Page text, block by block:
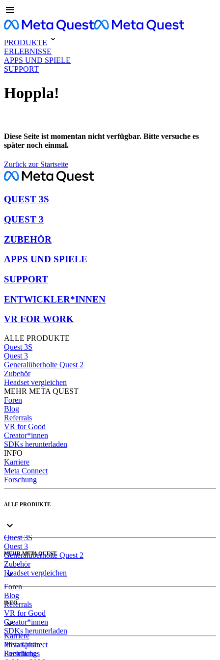
PRODUKTE
ERLEBNISSE
APPS UND SPIELE
SUPPORT
Hoppla!
Diese Seite ist momentan nicht verfügbar. Bitte versuche es
später noch einmal.
Zurück zur Startseite
QUEST 3S
QUEST 3
ZUBEHÖR
APPS UND SPIELE
SUPPORT
ENTWICKLER*INNEN
VR FOR WORK
ALLE PRODUKTE
Quest 3S
Quest 3
Generalüberholte Quest 2
Zubehör
Headset vergleichen
MEHR META QUEST
Foren
Blog
Referrals
VR for Good
Creator*innen
SDKs herunterladen
INFO
Karriere
Meta Connect
Forschung
ALLE PRODUKTE
Quest 3S
Quest 3
Generalüberholte Quest 2
Zubehör
Headset vergleichen
MEHR META QUEST
Foren
Blog
Referrals
VR for Good
Creator*innen
SDKs herunterladen
INFO
Karriere
Meta Connect
Forschung
Privatsphäre
Rechtliches